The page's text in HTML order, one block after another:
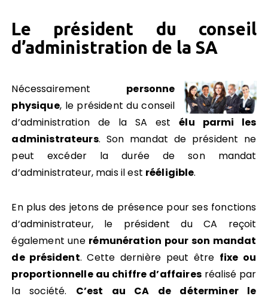
Le président du conseil
d’administration de la SA
Nécessairement personne
physique, le président du conseil
d’administration de la SA estélu parmi les
administrateurs. Son mandat de président ne
peut excéder la durée de son mandat
d’administrateur, mais il est rééligible.
En plus des jetons de présence pour ses fonctions
d’administrateur, le président du CA reçoit
également une rémunération pour son mandat
de président. Cette dernière peut être fixe ou
proportionnelle au chiffre d’affairesréalisé par
la société. C’est au CA de déterminer le